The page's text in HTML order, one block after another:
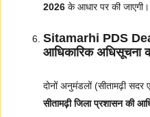
2026 के आधार पर की जाएगी।
Sitamarhi PDS
आधिकारिक अधिसूचना
दोनों अनुमंडलों (सीतामढ़ी सदर
सीतामढ़ी जिला प्रशासन की